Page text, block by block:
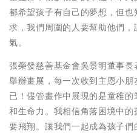
都希望孩子有自己的夢想，但
求，我們周圍的人要幫助他們
氣。
張榮發慈善基金會吳景明董事
舉辦畫展，每一次收到主恩小
已！儘管畫作中展現的是童稚
和生命力。我相信角落困境中
要飛翔。讓我們一起成為孩子